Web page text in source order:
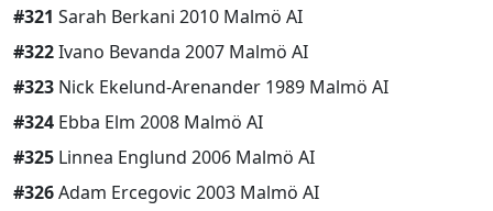
#321 Sarah Berkani 2010 Malmö AI
#322Ivano Bevanda 2007 Malmö AI
#323 Nick Ekelund-Arenander 1989 Malmö AI
#324 Ebba Elm 2008 Malmö AI
#325 Linnea Englund 2006 Malmö AI
#326Adam Ercegovic 2003 Malmö AI